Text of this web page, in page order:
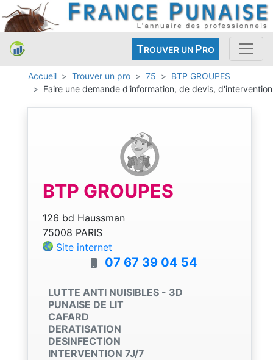
TROUVER UN PRO
Accueil Trouver un pro 75
BTP GROUPES
Faire une demande d'information, de devis, d'intervention
BTP GROUPES
126 bd Haussman
75008 PARIS
Site internet
07 67 39 04 54
LUTTE ANTI NUISIBLES - 3D
PUNAISE DE LIT
CAFARD
DERATISATION
DESINFECTION
INTERVENTION 7J/7